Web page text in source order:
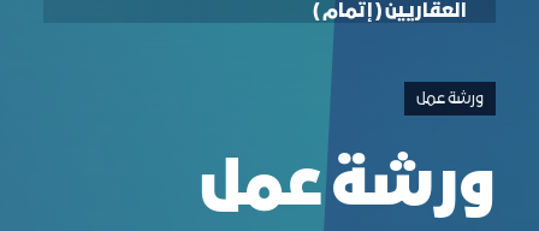
العقاريين ( إتمام )
ورشة عمل
ورشة عمل